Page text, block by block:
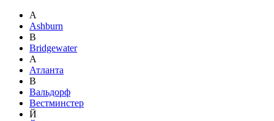
A
Ashburn
B
Bridgewater
А
Атланта
В
Вальдорф
Вестминстер
Й